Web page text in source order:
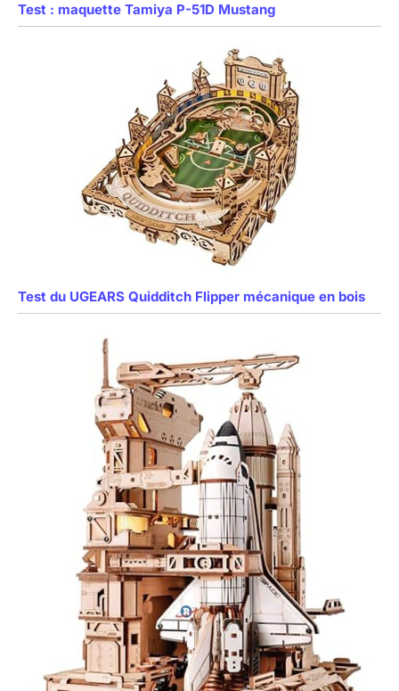
Test : maquette Tamiya P-51D Mustang
Test du UGEARS Quidditch Flipper mécanique en bois